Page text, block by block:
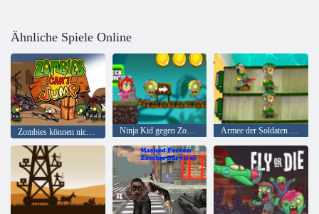
Ähnliche Spiele Online
Zombies können nicht springen Ninja Kid gegen Zombies Armee der Soldaten Weltkrieg